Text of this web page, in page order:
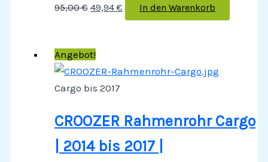
95,00€ 49,94€ In den Warenkorb
Angebot!
Cargo bis 2017
CROOZER Rahmenrohr Cargo
| 2014 bis 2017 |